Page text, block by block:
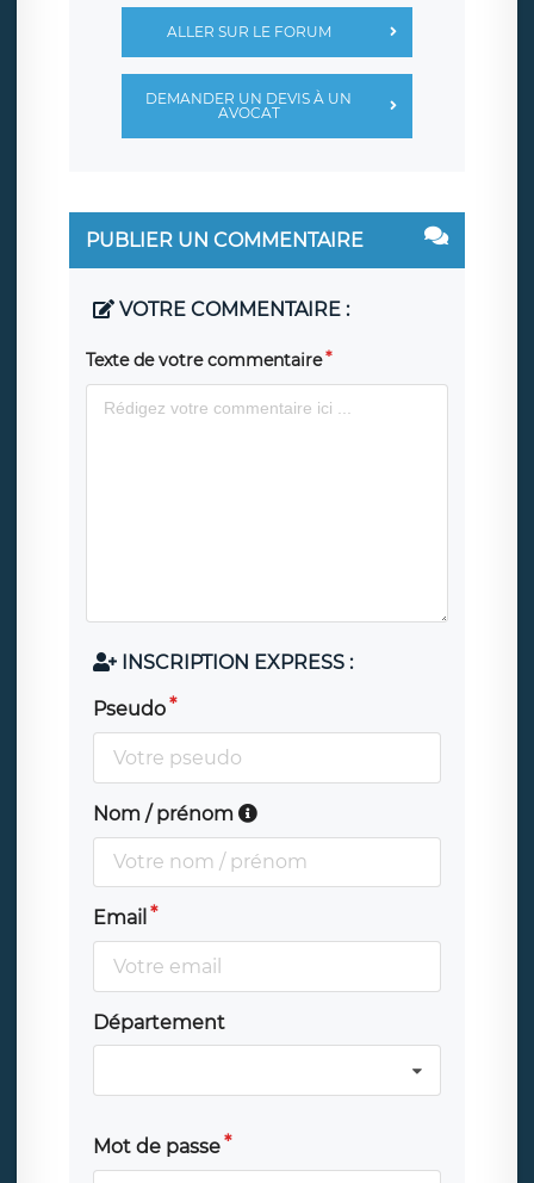
ALLER SUR LE FORUM
DEMANDER UN DEVIS À UN
AVOCAT
PUBLIER UN COMMENTAIRE
VOTRE COMMENTAIRE :
Texte de votre commentaire
INSCRIPTION EXPRESS :
Pseudo
Nom / prénom
Email
Département
Mot de passe